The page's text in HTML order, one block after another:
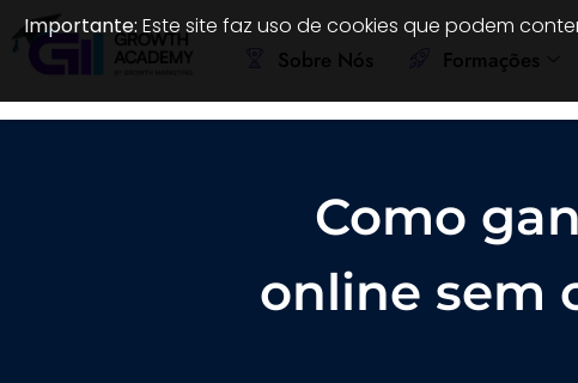
Sobre Nós Formações
Como
online sem
Importante: Este site faz uso de cookies que podem